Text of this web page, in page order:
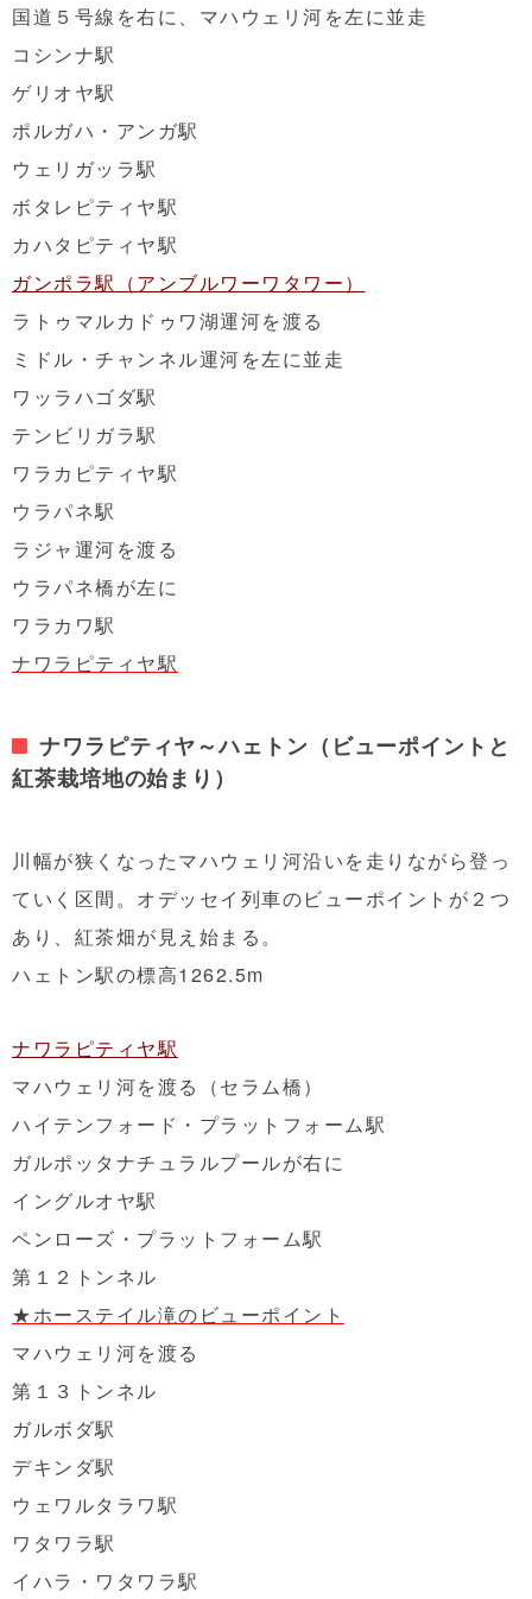
国道５号線を右に、マハウェリ河を左に並走
コシンナ駅
ゲリオヤ駅
ポルガハ・アンガ駅
ウェリガッラ駅
ボタレピティヤ駅
カハタピティヤ駅
ガンポラ駅（アンブルワーワタワー）
ラトゥマルカドゥワ湖運河を渡る
ミドル・チャンネル運河を左に並走
ワッラハゴダ駅
テンビリガラ駅
ワラカピティヤ駅
ウラパネ駅
ラジャ運河を渡る
ウラパネ橋が左に
ワラカワ駅
ナワラピティヤ駅
ナワラピティヤ～ハェトン（ビューポイントと
紅茶栽培地の始まり）
川幅が狭くなったマハウェリ河沿いを走りながら登っ
ていく区間。オデッセイ列車のビューポイントが２つ
あり、紅茶畑が見え始まる。
ハェトン駅の標高1262.5m
ナワラピティヤ駅
マハウェリ河を渡る（セラム橋）
ハイテンフォード・プラットフォーム駅
ガルポッタナチュラルプールが右に
イングルオヤ駅
ペンローズ・プラットフォーム駅
第１２トンネル
★ホーステイル滝のビューポイント
マハウェリ河を渡る
第１３トンネル
ガルボダ駅
デキンダ駅
ウェワルタラワ駅
ワタワラ駅
イハラ・ワタワラ駅